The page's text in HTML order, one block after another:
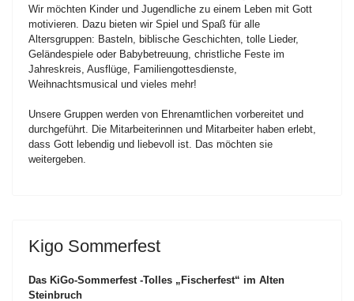
Wir möchten Kinder und Jugendliche zu einem Leben mit Gott
motivieren. Dazu bieten wir Spiel und Spaß für alle
Altersgruppen: Basteln, biblische Geschichten, tolle Lieder,
Geländespiele oder Babybetreuung, christliche Feste im
Jahreskreis, Ausflüge, Familiengottesdienste,
Weihnachtsmusical und vieles mehr!
Unsere Gruppen werden von Ehrenamtlichen vorbereitet und
durchgeführt. Die Mitarbeiterinnen und Mitarbeiter haben erlebt,
dass Gott lebendig und liebevoll ist. Das möchten sie
weitergeben.
Kigo Sommerfest
Das KiGo-Sommerfest -Tolles „Fischerfest“ im Alten
Steinbruch